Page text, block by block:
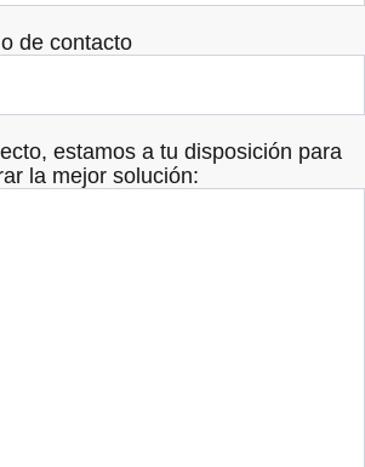
de contacto
estamos a tu disposición para
la mejor solución: